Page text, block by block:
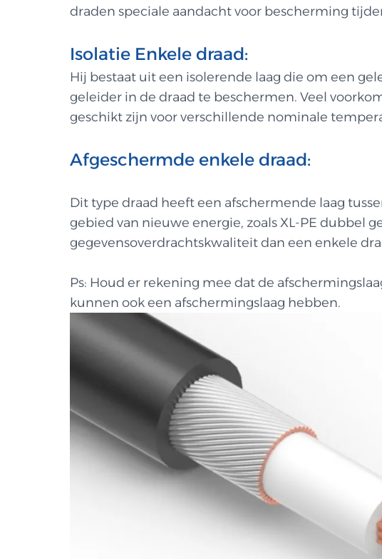
draden speciale aandacht voor bescherming
Isolatie Enkele draad:
Hij bestaat uit een isolerende laag die om een
geleider in de draad te beschermen. Veel
geschikt zijn voor verschillende nominale
Afgeschermde enkele draad:
Dit type draad heeft een afschermende laag
gebied van nieuwe energie, zoals XL-PE dubbel
gegevensoverdrachtskwaliteit dan een enkele
Ps: Houd er rekening mee dat de
kunnen ook een afschermingslaag hebben.